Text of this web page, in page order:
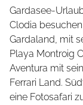
Gardasee-
Clodia
Gardaland, mit
Playa Montroig
Aventura mit
Ferrari Land.
eine Fotosafari